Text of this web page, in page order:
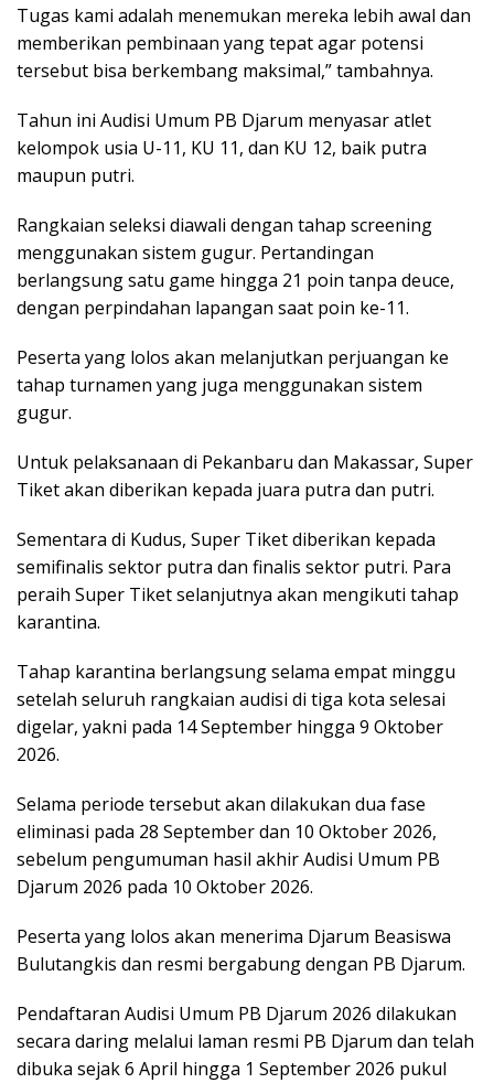
Tugas kami adalah menemukan mereka lebih awal dan
memberikan pembinaan yang tepat agar potensi
tersebut bisa berkembang maksimal,” tambahnya.
Tahun ini Audisi Umum PB Djarum menyasar atlet
kelompok usia U-11, KU 11, dan KU 12, baik putra
maupun putri.
Rangkaian seleksi diawali dengan tahap screening
menggunakan sistem gugur. Pertandingan
berlangsung satu game hingga 21 poin tanpa deuce,
dengan perpindahan lapangan saat poin ke-11.
Peserta yang lolos akan melanjutkan perjuangan ke
tahap turnamen yang juga menggunakan sistem
gugur.
Untuk pelaksanaan di Pekanbaru dan Makassar, Super
Tiket akan diberikan kepada juara putra dan putri.
Sementara di Kudus, Super Tiket diberikan kepada
semifinalis sektor putra dan finalis sektor putri. Para
peraih Super Tiket selanjutnya akan mengikuti tahap
karantina.
Tahap karantina berlangsung selama empat minggu
setelah seluruh rangkaian audisi di tiga kota selesai
digelar, yakni pada 14 September hingga 9 Oktober
2026.
Selama periode tersebut akan dilakukan dua fase
eliminasi pada 28 September dan 10 Oktober 2026,
sebelum pengumuman hasil akhir Audisi Umum PB
Djarum 2026 pada 10 Oktober 2026.
Peserta yang lolos akan menerima Djarum Beasiswa
Bulutangkis dan resmi bergabung dengan PB Djarum.
Pendaftaran Audisi Umum PB Djarum 2026 dilakukan
secara daring melalui laman resmi PB Djarum dan telah
dibuka sejak 6 April hingga 1 September 2026 pukul